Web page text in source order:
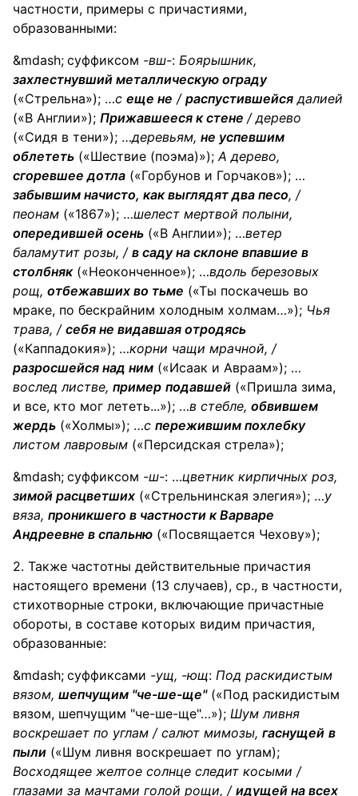
частности, примеры с причастиями,
образованными:
суффиксом -вш-: Боярышник,
захлестнувший металлическую ограду
(«Стрельна»); …с еще не / распустившейся далией
(«В Англии»); Прижавшееся к стене /дерево
(«Сидя в тени»); …деревьям, не успевшим
облететь («Шествие (поэма)»);Адерево,
сгоревшее дотла («Горбунов и Горчаков»); …
забывшим начисто, как выглядят два песо, /
пеонам («1867»); …шелест мертвой полыни,
опередившей осень («В Англии»); …ветер
баламутит розы, / в саду на склоне впавшие в
столбняк («Неоконченное»); …вдоль березовых
рощ, отбежавших во тьме («Ты поскачешь во
мраке, по бескрайним холодным холмам…»); Чья
трава, / себя не видавшая отродясь
(«Каппадокия»); …корни чащи мрачной, /
разросшейся над ним («Исаак и Авраам»); …
вослед листве, пример подавшей («Пришла зима,
и все, кто мог лететь...»); …в стебле, обвившем
жердь («Холмы»); …с пережившим похлебку
листом лавровым («Персидская стрела»);
суффиксом -ш-: …цветник кирпичных роз,
зимой расцветших («Стрельнинская элегия»); …у
вяза, проникшего в частности к Варваре
Андреевне в спальню («Посвящается Чехову»);
2. Также частотны действительные причастия
настоящего времени (13 случаев), ср., в частности,
стихотворные строки, включающие причастные
обороты, в составе которых видим причастия,
образованные:
суффиксами -ущ, -ющ: Под раскидистым
вязом, шепчущим "че-ше-ще" («Под раскидистым
вязом, шепчущим "че-ше-ще"…»); Шум ливня
воскрешает по углам / салют мимозы, гаснущей в
пыли («Шум ливня воскрешает по углам);
Восходящее желтое солнце следит косыми /
глазами за мачтами голой рощи, / идущей на всех